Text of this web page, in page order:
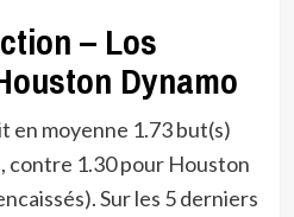
– Los
Dynamo
en moyenne 1.73 but(s)
contre 1.30 pour Houston
Sur les 5 derniers